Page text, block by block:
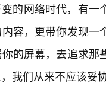
的网络时代，有一
容，更带你发现
的屏幕，去追求
我们从来不应该妥